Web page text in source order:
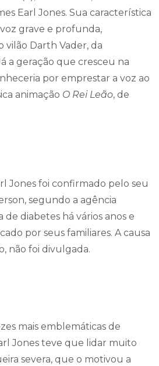
Earl Jones. Sua característica
grave e profunda,
vilão Darth Vader, da
a geração que cresceu na
por emprestar a voz ao
animação O Rei Leão, de
Jones foi confirmado pelo seu
segundo a agência
de diabetes há vários anos e
por seus familiares. A causa
não foi divulgada.
mais emblemáticas de
Jones teve que lidar muito
severa, que o motivou a